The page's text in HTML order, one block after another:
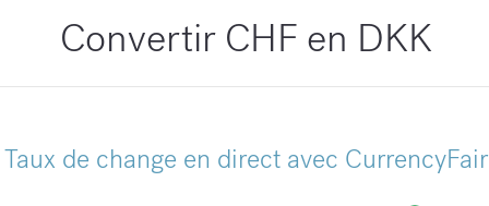
Convertir CHF en DKK
Taux de change en direct avec CurrencyFair